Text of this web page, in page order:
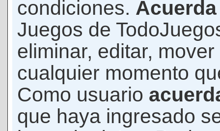
condiciones. Acuerda
Juegos de
eliminar, editar,
cualquier momento
Como usuario
que haya ingresado